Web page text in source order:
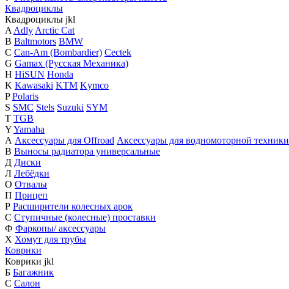
Квадроциклы
Квадроциклы jkl
AAdlyArctic Cat
B Baltmotors BMW
C Can-Am (Bombardier) Cectek
G Gamax (Русская Механика)
H HiSUN Honda
K Kawasaki KTM Kymco
P Polaris
S SMC Stels Suzuki SYM
T TGB
YYamaha
А Аксессуары для Offroad Аксессуары для водномоторной техники
В Выносы радиатора универсальные
Д Диски
Л Лебёдки
О Отвалы
П Прицеп
Р Расширители колесных арок
С Ступичные (колесные) проставки
Ф Фаркопы/ аксессуары
Х Хомут для трубы
Коврики
Коврики jkl
Б Багажник
С Салон